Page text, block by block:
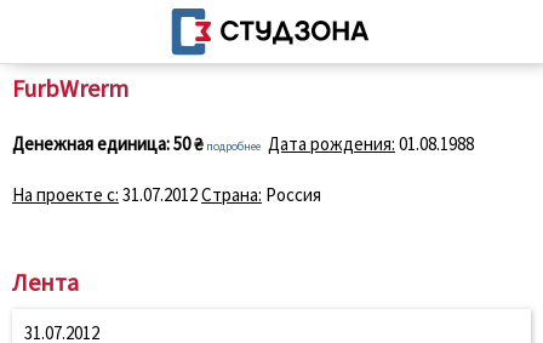
FurbWrerm
Денежная единица:50 ₴ подробнее Дата рождения: 01.08.1988
На проекте с: 31.07.2012Страна: Россия
Лента
31.07.2012